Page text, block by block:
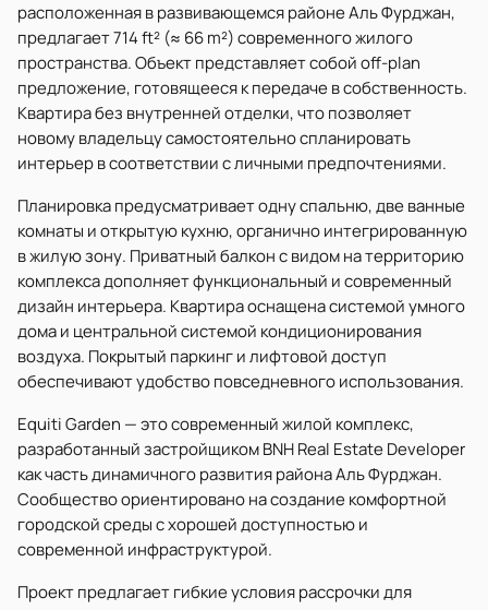
расположенная в развивающемся районе Аль Фурджан,
предлагает 714 ft² (≈ 66 m²) современного жилого
пространства. Объект представляет собой off-plan
предложение, готовящееся к передаче в собственность.
Квартира без внутренней отделки, что позволяет
новому владельцу самостоятельно спланировать
интерьер в соответствии с личными предпочтениями.
Планировка предусматривает одну спальню, две ванные
комнаты и открытую кухню, органично интегрированную
в жилую зону. Приватный балкон с видом на территорию
комплекса дополняет функциональный и современный
дизайн интерьера. Квартира оснащена системой умного
дома и центральной системой кондиционирования
воздуха. Покрытый паркинг и лифтовой доступ
обеспечивают удобство повседневного использования.
Equiti Garden — это современный жилой комплекс,
разработанный застройщиком BNH Real Estate Developer
как часть динамичного развития района Аль Фурджан.
Сообщество ориентировано на создание комфортной
городской среды с хорошей доступностью и
современной инфраструктурой.
Проект предлагает гибкие условия рассрочки для